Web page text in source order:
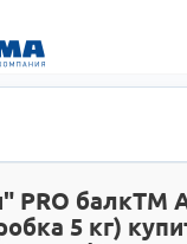
PRO балкТМ
5 кг)